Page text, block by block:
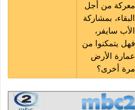
معركة من أجل
البقاء، بمشاركة
الأب سايفر،
فهل يتمكنوا من
عمارة الأرض
مرة أخرى؟